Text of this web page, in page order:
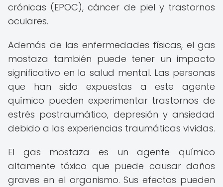
crónicas (EPOC), cáncer de piel y trastornos
oculares.
Además de las enfermedades físicas, el gas
mostaza también puede tener un impacto
significativo en la salud mental. Las personas
que han sido expuestas a este agente
químico pueden experimentar trastornos de
estrés postraumático, depresión y ansiedad
debido a las experiencias traumáticas vividas.
El gas mostaza es un agente químico
altamente tóxico que puede causar daños
graves en el organismo. Sus efectos pueden